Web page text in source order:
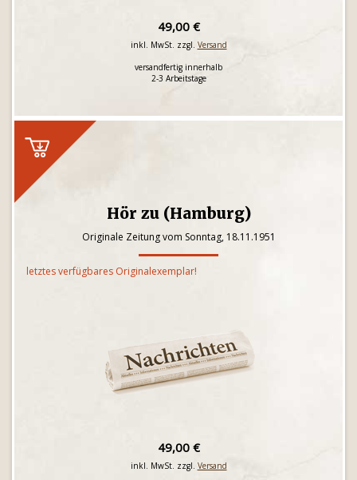
49,00 €
inkl. MwSt. zzgl. Versand
versandfertig innerhalb
2-3 Arbeitstage
Hör zu (Hamburg)
Originale Zeitung vom Sonntag, 18.11.1951
letztes verfügbares Originalexemplar!
49,00 €
inkl. MwSt. zzgl. Versand